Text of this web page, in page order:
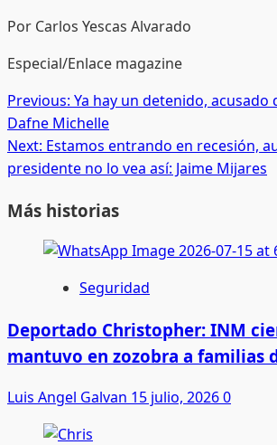
Por Carlos Yescas Alvarado
Especial/Enlace magazine
Post
navigation
Previous: Ya hay un detenido,
Dafne Michelle
Next: Estamos entrando en recesión,
presidente no lo vea así: Jaime Mijares
Más historias
Seguridad
Deportado Christopher: INM
mantuvo en zozobra a familias
Luis Angel Galvan 15 julio, 20260